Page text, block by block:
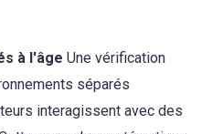
à l'âge Une vérification
séparés
interagissent avec des